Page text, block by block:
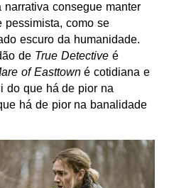
narrativa consegue manter
pessimista, como se
escuro da humanidade.
de True Detectiveé
of Easttowné cotidiana e
do que há de pior na
há de pior na banalidade